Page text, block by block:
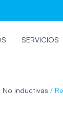
SERVICIOS
No inductivas /